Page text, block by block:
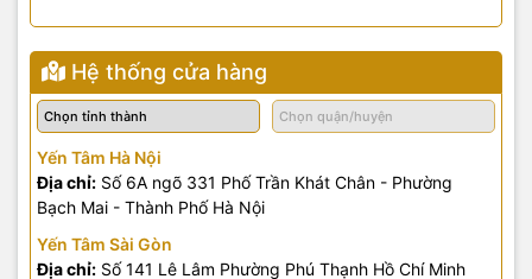
Hệ thống cửa hàng
Yến Tâm Hà Nội
Địa chỉ: Số 6A ngõ 331 Phố Trần Khát Chân - Phường
Bạch Mai - Thành Phố Hà Nội
Yến Tâm Sài Gòn
Địa chỉ: Số 141 Lê Lâm Phường Phú Thạnh Hồ Chí Minh